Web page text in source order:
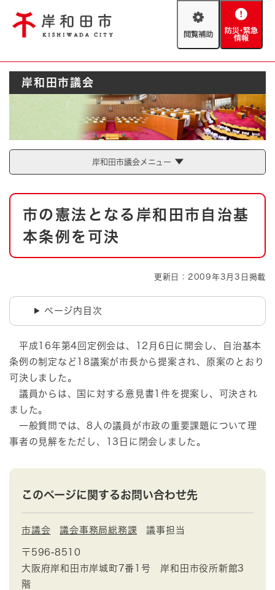
閲
助
防
緊
情
報
Foreign language
やさしい日本語
とじる
防災・緊急情報
ハザードマップ AED設置箇所
とじる
岸和田市議会
岸和田市議会メニュー
本
市の憲法となる岸和田市自治基
本条例を可決
更新日：2009年3月3日掲載
ページ内目次
平成16年第4回定例会は、12月6日に開会し、自治基本
条例の制定など18議案が市長から提案され、原案のとおり
可決しました。
議員からは、国に対する意見書1件を提案し、可決され
ました。
一般質問では、8人の議員が市政の重要課題について理
事者の見解をただし、13日に閉会しました。
このページに関するお問い合わせ先
市議会 議会事務局総務課 議事担当
〒596-8510
大阪府岸和田市岸城町7番1号 岸和田市役所新館3
階